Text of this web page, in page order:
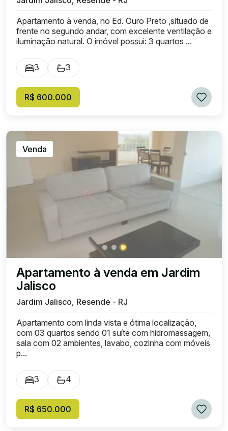
Apartamento à venda, no Ed. Ouro Preto ,situado de
frente no segundo andar, com excelente ventilação e
iluminação natural. O imóvel possui: 3 quartos ...
3 3
R$ 600.000
Venda
Apartamento à venda em Jardim
Jalisco
Jardim Jalisco, Resende - RJ
Apartamento com linda vista e ótima localização,
com 03 quartos sendo 01 suíte com hidromassagem,
sala com 02 ambientes, lavabo, cozinha com móveis
p...
3 4
R$ 650.000